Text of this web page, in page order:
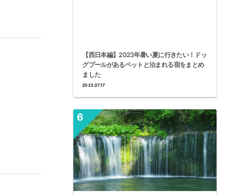
【西日本編】2023年暑い夏に行きたい！ドッ
グプールがあるペットと泊まれる宿をまとめ
ました
2023.07.17